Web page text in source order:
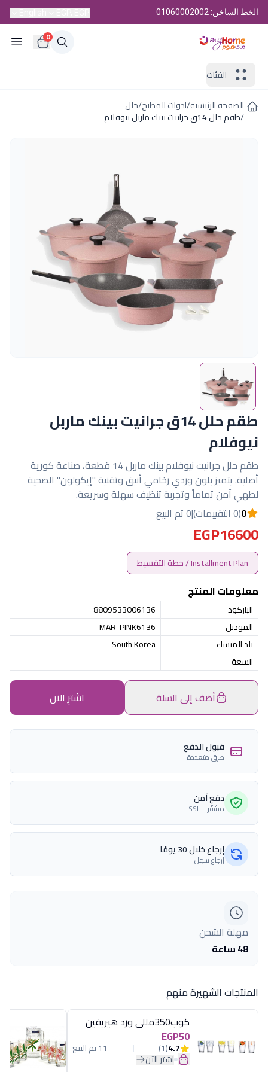
الخط الساخن: 01060002002
0
الفئات
الصفحة الرئيسية/ادوات المطبخ/حلل
/طقم حلل 14ق جرانيت بينك ماربل نيوفلام
طقم حلل 14ق جرانيت بينك ماربل
نيوفلام
طقم حلل جرانيت نيوفلام بينك ماربل 14 قطعة، صناعة كورية
أصلية. يتميز بلون وردي رخامي أنيق وتقنية "إيكولون" الصحية
لطهي آمن تماماً وتجربة تنظيف سهلة وسريعة.
0(0 التقييمات) |0 تم البيع
EGP16600
Installment Plan / خطة التقسيط
معلومات المنتج
الباركود
8809533006136
الموديل
MAR-PINK6136
بلد المنشاء
South Korea
السعة
أضف إلى السلة اشترِ الآن
قبول الدفع
طرق متعددة
دفع آمن
مشفّر بـ SSL
إرجاع خلال 30 يومًا
إرجاع سهل
مهلة الشحن
48 ساعة
المنتجات الشهيرة منهم
كوب350مللى ورد هيريفين
EGP50
4.7
(1) 11 تم البيع
اشترِ الآن